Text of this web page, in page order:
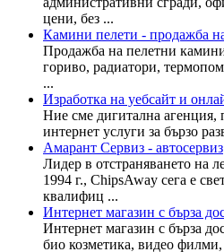
цени, без ...
Камини пелети - продажба
Продажба на пелетни
гориво, радиатори,
...
Изработка на уебсайт и
Ние смe дигитална агенция,
интернет услуги за бързо
Амарант Сервиз - автосервиз
Лидер в отстраняването на
1994 г., ChipsAway сега е
квалифиц ...
Интернет магазин с бърза
Интернет магазин с бърза
био козметика, видео